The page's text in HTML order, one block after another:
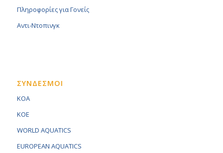
Πληροφορίες για Γονείς
Αντι-Ντοπινγκ
ΣΥΝΔΕΣΜΟΙ
KOA
KOE
WORLD AQUATICS
EUROPEAN AQUATICS